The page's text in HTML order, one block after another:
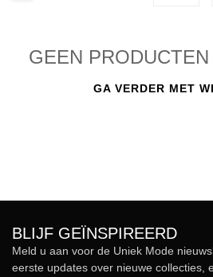
GEEN
GA VERDER MET
BLIJF GEÏNSPIREERD
Meld u aan voor de Uniek Mode
eerste updates over nieuwe collecties,